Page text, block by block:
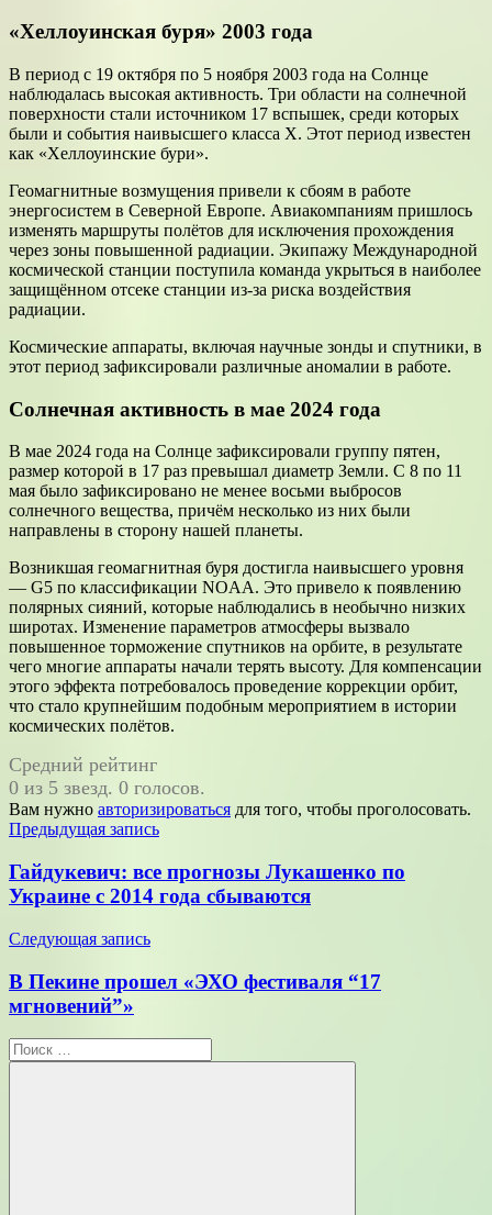
«Хеллоуинская буря» 2003 года
В период с 19 октября по 5 ноября 2003 года на Солнце
наблюдалась высокая активность. Три области на солнечной
поверхности стали источником 17 вспышек, среди которых
были и события наивысшего класса X. Этот период известен
как «Хеллоуинские бури».
Геомагнитные возмущения привели к сбоям в работе
энергосистем в Северной Европе. Авиакомпаниям пришлось
изменять маршруты полётов для исключения прохождения
через зоны повышенной радиации. Экипажу Международной
космической станции поступила команда укрыться в наиболее
защищённом отсеке станции из-за риска воздействия
радиации.
Космические аппараты, включая научные зонды и спутники, в
этот период зафиксировали различные аномалии в работе.
Солнечная активность в мае 2024 года
В мае 2024 года на Солнце зафиксировали группу пятен,
размер которой в 17 раз превышал диаметр Земли. С 8 по 11
мая было зафиксировано не менее восьми выбросов
солнечного вещества, причём несколько из них были
направлены в сторону нашей планеты.
Возникшая геомагнитная буря достигла наивысшего уровня
— G5 по классификации NOAA. Это привело к появлению
полярных сияний, которые наблюдались в необычно низких
широтах. Изменение параметров атмосферы вызвало
повышенное торможение спутников на орбите, в результате
чего многие аппараты начали терять высоту. Для компенсации
этого эффекта потребовалось проведение коррекции орбит,
что стало крупнейшим подобным мероприятием в истории
космических полётов.
Средний рейтинг
0 из 5 звезд. 0 голосов.
Вам нужно авторизироваться для того, чтобы проголосовать.
Навигация
по
записям
Предыдущая запись
Гайдукевич: все прогнозы Лукашенко по
Украине с 2014 года сбываются
Следующая запись
В Пекине прошел «ЭХО фестиваля “17
мгновений”»
Поиск
для: